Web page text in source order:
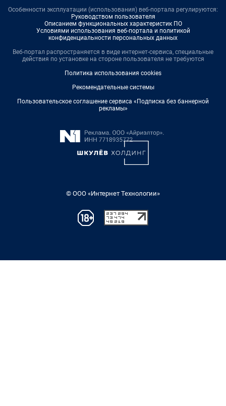
Особенности эксплуатации (использования) веб-портала регулируются:
Руководством пользователя
Описанием функциональных характеристик ПО
Условиями использования веб-портала и политикой
конфиденциальности персональных данных
Веб-портал распространяется в виде интернет-сервиса, специальные
действия по установке на стороне пользователя не требуются
Политика использования cookies
Рекомендательные системы
Пользовательское соглашение сервиса «Подписка без баннерной
рекламы»
© ООО «Интернет Технологии»